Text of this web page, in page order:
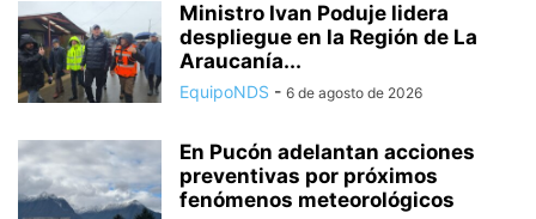
Ministro Ivan Poduje lidera
despliegue en la Región de La
Araucanía...
EquipoNDS - 6 de agosto de 2026
En Pucón adelantan acciones
preventivas por próximos
fenómenos meteorológicos